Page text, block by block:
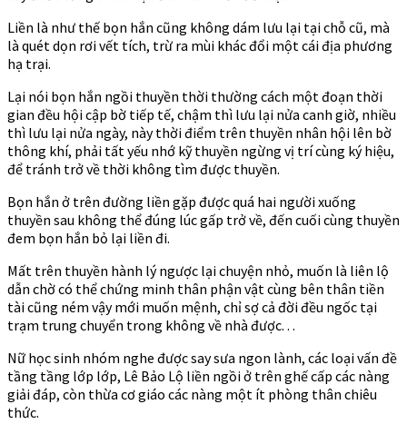
Liền là như thế bọn hắn cũng không dám lưu lại tại chỗ cũ, mà
là quét dọn rơi vết tích, trừ ra mùi khác đổi một cái địa phương
hạ trại.
Lại nói bọn hắn ngồi thuyền thời thường cách một đoạn thời
gian đều hội cập bờ tiếp tế, chậm thì lưu lại nửa canh giờ, nhiều
thì lưu lại nửa ngày, này thời điểm trên thuyền nhân hội lên bờ
thông khí, phải tất yếu nhớ kỹ thuyền ngừng vị trí cùng ký hiệu,
để tránh trở về thời không tìm được thuyền.
Bọn hắn ở trên đường liền gặp được quá hai người xuống
thuyền sau không thể đúng lúc gấp trở về, đến cuối cùng thuyền
đem bọn hắn bỏ lại liền đi.
Mất trên thuyền hành lý ngược lại chuyện nhỏ, muốn là liên lộ
dẫn chờ có thể chứng minh thân phận vật cùng bên thân tiền
tài cũng ném vậy mới muốn mệnh, chỉ sợ cả đời đều ngốc tại
trạm trung chuyển trong không về nhà được. . .
Nữ học sinh nhóm nghe được say sưa ngon lành, các loại vấn đề
tầng tầng lớp lớp, Lê Bảo Lộ liền ngồi ở trên ghế cấp các nàng
giải đáp, còn thừa cơ giáo các nàng một ít phòng thân chiêu
thức.